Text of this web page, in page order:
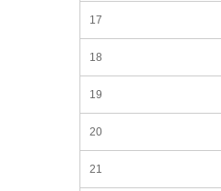
17
18
19
20
21